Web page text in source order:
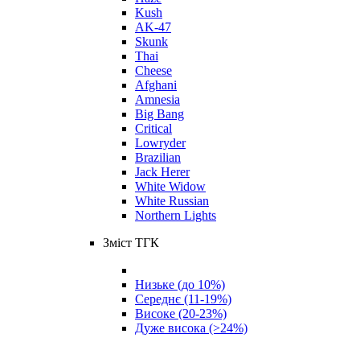
Kush
AK-47
Skunk
Thai
Cheese
Afghani
Amnesia
Big Bang
Critical
Lowryder
Brazilian
Jack Herer
White Widow
White Russian
Northern Lights
Зміст ТГК
Низьке (до 10%)
Середнє (11-19%)
Високе (20-23%)
Дуже висока (>24%)